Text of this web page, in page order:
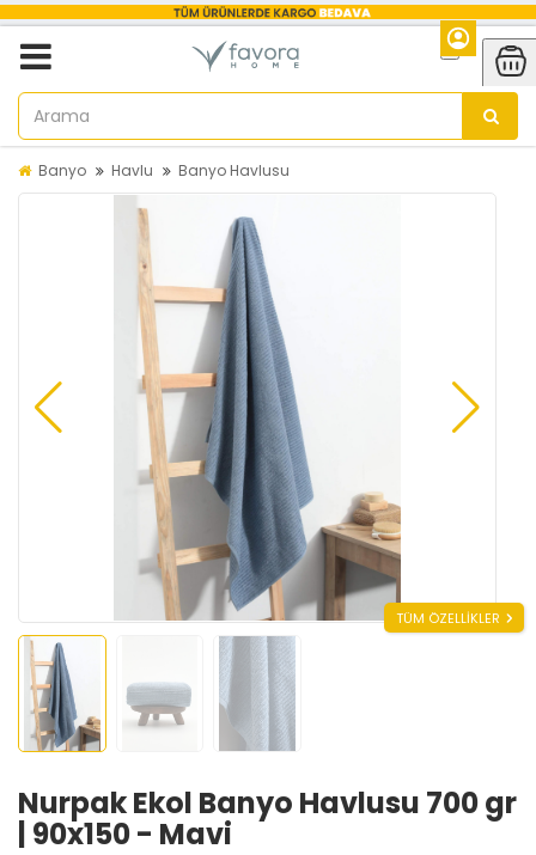
Banyo Havlu Banyo Havlusu
TÜM ÖZELLİKLER
Nurpak Ekol Banyo Havlusu 700 gr
| 90x150 - Mavi